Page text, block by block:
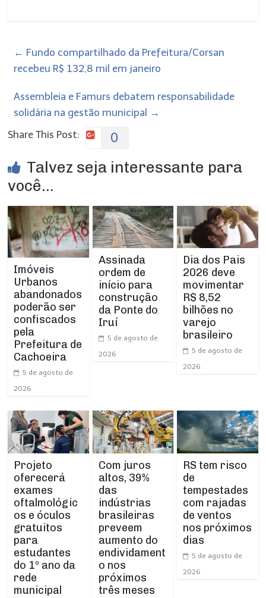
← Fundo compartilhado da Prefeitura/Corsan
recebeu R$ 132,8 mil em janeiro
Assembleia e Famurs debatem responsabilidade
solidária na gestão municipal →
Share This Post:
0
Talvez seja interessante para
você...
Imóveis
Urbanos
abandonados
poderão ser
confiscados
pela
Prefeitura de
Cachoeira
5 de agosto de
2026
Assinada
ordem de
início para
construção
da Ponte do
Iruí
5 de agosto de
2026
Dia dos Pais
2026 deve
movimentar
R$ 8,52
bilhões no
varejo
brasileiro
5 de agosto de
2026
Projeto
oferecerá
exames
oftalmológic
os e óculos
gratuitos
para
estudantes
do 1º ano da
rede
municipal
Com juros
altos, 39%
das
indústrias
brasileiras
preveem
aumento do
endividament
o nos
próximos
três meses
RS tem risco
de
tempestades
com rajadas
de ventos
nos próximos
dias
5 de agosto de
2026